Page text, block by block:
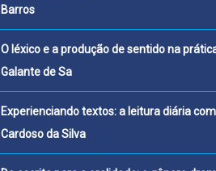
Barros
O léxico e a produção de
Galante de Sa
Experienciando
Cardoso da Silva